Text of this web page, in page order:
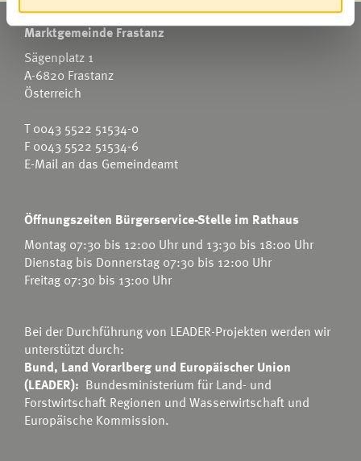
Marktgemeinde Frastanz
Sägenplatz 1
A-6820 Frastanz
Österreich
T0043 5522 51534-0
F 0043 5522 51534-6
E-Mail an das Gemeindeamt
Öffnungszeiten Bürgerservice-Stelle im Rathaus
Montag 07:30 bis 12:00 Uhr und 13:30 bis 18:00 Uhr
Dienstag bis Donnerstag 07:30 bis 12:00 Uhr
Freitag 07:30 bis 13:00 Uhr
Bei der Durchführung von LEADER-Projekten werden wir
unterstützt durch:
Bund, Land Vorarlberg und Europäischer Union
(LEADER): Bundesministerium für Land- und
Forstwirtschaft Regionen und Wasserwirtschaft und
Europäische Kommission.